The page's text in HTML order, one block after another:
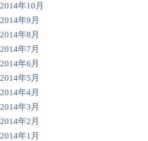
2014年10月
2014年9月
2014年8月
2014年7月
2014年6月
2014年5月
2014年4月
2014年3月
2014年2月
2014年1月